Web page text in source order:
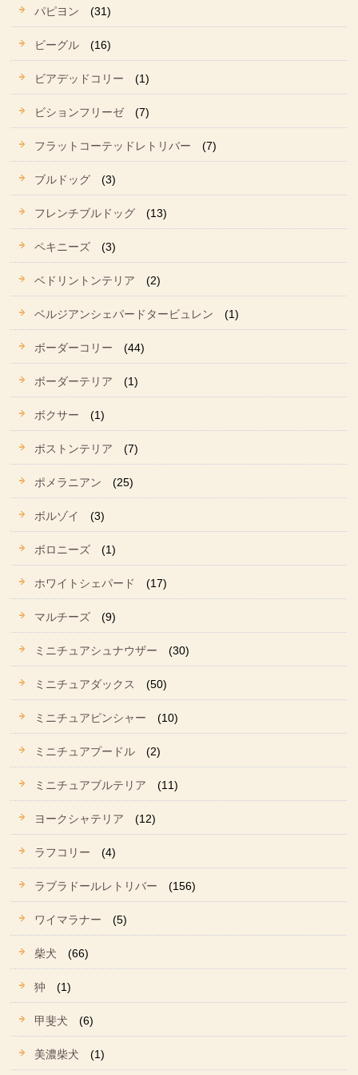
パピヨン (31)
ビーグル (16)
ビアデッドコリー (1)
ビションフリーゼ (7)
フラットコーテッドレトリバー (7)
ブルドッグ (3)
フレンチブルドッグ (13)
ペキニーズ (3)
ベドリントンテリア (2)
ベルジアンシェパードタービュレン (1)
ボーダーコリー (44)
ボーダーテリア (1)
ボクサー (1)
ボストンテリア (7)
ポメラニアン (25)
ボルゾイ (3)
ボロニーズ (1)
ホワイトシェパード (17)
マルチーズ (9)
ミニチュアシュナウザー (30)
ミニチュアダックス (50)
ミニチュアピンシャー (10)
ミニチュアプードル (2)
ミニチュアブルテリア (11)
ヨークシャテリア (12)
ラフコリー (4)
ラブラドールレトリバー (156)
ワイマラナー (5)
柴犬 (66)
狆 (1)
甲斐犬 (6)
美濃柴犬 (1)